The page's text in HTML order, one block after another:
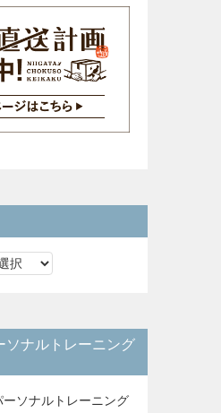
ソナルトレーニング
ーソナルトレーニング